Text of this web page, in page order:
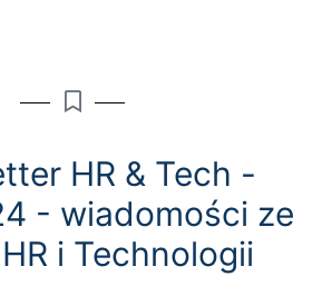
HR & Tech -
- wiadomości ze
i Technologii​​​